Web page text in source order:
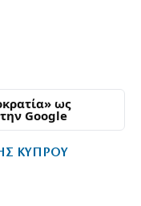
ως
Google
ΚΥΠΡΟΥ